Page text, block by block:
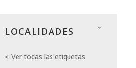
LOCALIDADES
Ver todas las etiquetas